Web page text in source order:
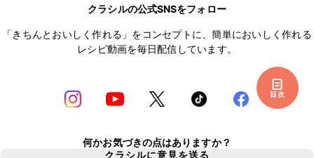
目次
クラシルの公式SNSをフォロー
「きちんとおいしく作れる」をコンセプトに、簡単においしく作れる
レシピ動画を毎日配信しています。
何かお気づきの点はありますか？
クラシルに意見を送る